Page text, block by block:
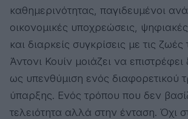
καθημερινότητας, παγιδευμένοι
οικονομικές υποχρεώσεις,
και διαρκείς συγκρίσεις με τις
Άντονι Κουίν μοιάζει να
ως υπενθύμιση ενός διαφορετικού
ύπαρξης. Ενός τρόπου που δεν
τελειότητα αλλά στην ένταση. Όχι